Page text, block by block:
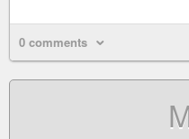
0 comments